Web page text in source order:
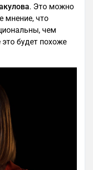
. Это можно
мнение, что
чем
будет похоже